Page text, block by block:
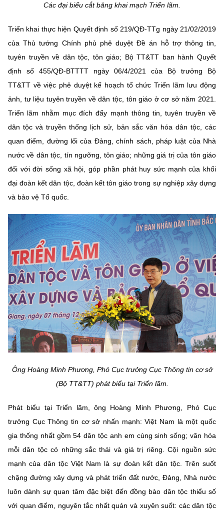
Chọn ngôn ngữ
Vietnamese English
BỘ KHOA HỌC VÀ CÔNG NGHỆ
MINISTRY OF SCIENCE AND TECHNOLOGY
Điều khoản sử dụng Theo dõi MST:
Giám đốc Trung tâm Truyền thông Khoa học và Công nghệ.
Liên hệ
Địa chỉ: Ban Biên tập Cổng TTĐT - 18 Nguyễn Du, TP. Hà Nội
Điện thoại: 024 3936 9506
©2026 Bản quyền thuộc Bộ Khoa Học và Công Nghệ
(Ghi rõ nguồn "https://mst.gov.vn" khi phát hành lại thông tin từ
website này)
Các đại biểu cắt băng khai mạch Triển lãm.
Triển khai thực hiện Quyết định số 219/QĐ-TTg ngày 21/02/2019
của Thủ tướng Chính phủ phê duyệt Đề án hỗ trợ thông tin,
tuyên truyền về dân tộc, tôn giáo; Bộ TT&TT ban hành Quyết
định số 455/QĐ-BTTTT ngày 06/4/2021 của Bộ trưởng Bộ
TT&TT về việc phê duyệt kế hoạch tổ chức Triển lãm lưu động
ảnh, tư liệu tuyên truyền về dân tộc, tôn giáo ở cơ sở năm 2021.
Triển lãm nhằm mục đích đẩy mạnh thông tin, tuyên truyền về
dân tộc và truyền thống lịch sử, bản sắc văn hóa dân tộc, các
quan điểm, đường lối của Đảng, chính sách, pháp luật của Nhà
nước về dân tộc, tín ngưỡng, tôn giáo; những giá trị của tôn giáo
đối với đời sống xã hội, góp phần phát huy sức mạnh của khối
đại đoàn kết dân tộc, đoàn kết tôn giáo trong sự nghiệp xây dựng
và bảo vệ Tổ quốc.
Ông Hoàng Minh Phương, Phó Cục trưởng Cục Thông tin cơ sở
(Bộ TT&TT) phát biểu tại Triển lãm.
Phát biểu tại Triển lãm, ông Hoàng Minh Phương, Phó Cục
trưởng Cục Thông tin cơ sở nhấn mạnh:Việt Nam là một quốc
gia thống nhất gồm 54 dân tộc anh em cùng sinh sống; văn hóa
mỗi dân tộc có những sắc thái và giá trị riêng. Cội nguồn sức
mạnh của dân tộc Việt Nam là sự đoàn kết dân tộc. Trên suốt
chặng đường xây dựng và phát triển đất nước, Đảng, Nhà nước
luôn dành sự quan tâm đặc biệt đến đồng bào dân tộc thiểu số
với quan điểm, nguyên tắc nhất quán và xuyên suốt: các dân tộc